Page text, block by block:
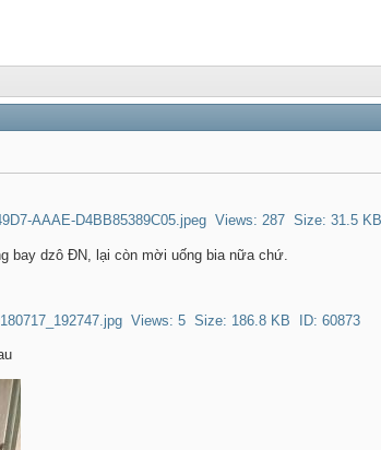
bay dzô ĐN, lại còn mời uống bia nữa chứ.